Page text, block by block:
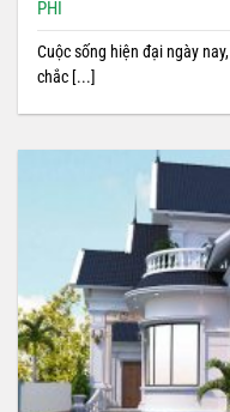
PHÍ
Cuộc sống hiện đại ngày
chắc [...]